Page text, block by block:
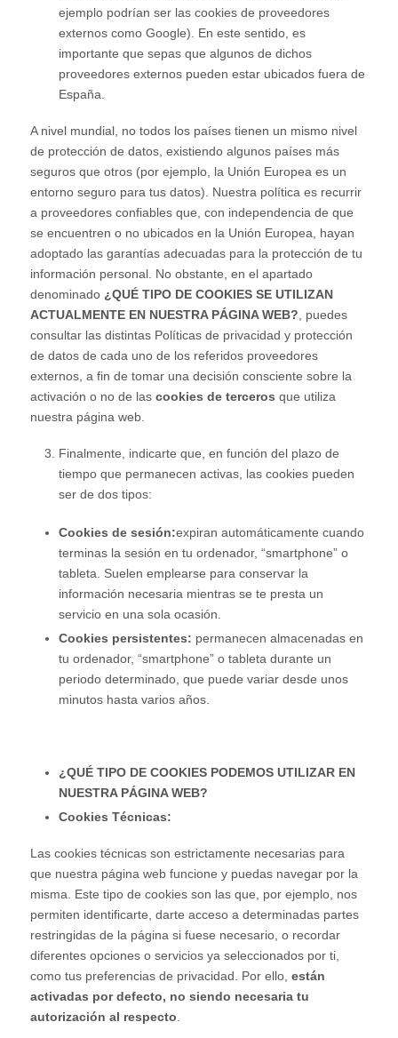
ejemplo podrían ser las cookies de proveedores
externos como Google). En este sentido, es
importante que sepas que algunos de dichos
proveedores externos pueden estar ubicados fuera de
España.
A nivel mundial, no todos los países tienen un mismo nivel
de protección de datos, existiendo algunos países más
seguros que otros (por ejemplo, la Unión Europea es un
entorno seguro para tus datos). Nuestra política es recurrir
a proveedores confiables que, con independencia de que
se encuentren o no ubicados en la Unión Europea, hayan
adoptado las garantías adecuadas para la protección de tu
información personal. No obstante, en el apartado
denominado ¿QUÉ TIPO DE COOKIES SE UTILIZAN
ACTUALMENTE EN NUESTRA PÁGINA WEB? , puedes
consultar las distintas Políticas de privacidad y protección
de datos de cada uno de los referidos proveedores
externos, a fin de tomar una decisión consciente sobre la
activación o no de lascookies de terceros que utiliza
nuestra página web.
Finalmente, indicarte que, en función del plazo de
tiempo que permanecen activas, las cookies pueden
ser de dos tipos:
Cookies de sesión:expiran automáticamente cuando
terminas la sesión en tu ordenador, “smartphone” o
tableta. Suelen emplearse para conservar la
información necesaria mientras se te presta un
servicio en una sola ocasión.
Cookies persistentes: permanecen almacenadas en
tu ordenador, “smartphone” o tableta durante un
periodo determinado, que puede variar desde unos
minutos hasta varios años.
¿QUÉ TIPO DE COOKIES PODEMOS UTILIZAR EN
NUESTRA PÁGINA WEB?
Cookies Técnicas:
Las cookies técnicas son estrictamente necesarias para
que nuestra página web funcione y puedas navegar por la
misma. Este tipo de cookies son las que, por ejemplo, nos
permiten identificarte, darte acceso a determinadas partes
restringidas de la página si fuese necesario, o recordar
diferentes opciones o servicios ya seleccionados por ti,
como tus preferencias de privacidad. Por ello,están
activadas por defecto, no siendo necesaria tu
autorización al respecto